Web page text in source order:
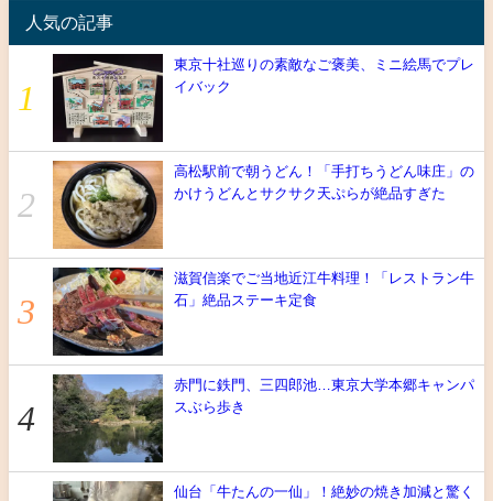
人気の記事
東京十社巡りの素敵なご褒美、ミニ絵馬でプレ
イバック
高松駅前で朝うどん！「手打ちうどん味庄」の
かけうどんとサクサク天ぷらが絶品すぎた
滋賀信楽でご当地近江牛料理！「レストラン牛
石」絶品ステーキ定食
赤門に鉄門、三四郎池…東京大学本郷キャンパ
スぶら歩き
仙台「牛たんの一仙」！絶妙の焼き加減と驚く